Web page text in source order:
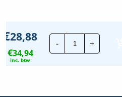
€28,88
€34,94
inc. btw
-
Oplaadbare
magneetlamp
|
+